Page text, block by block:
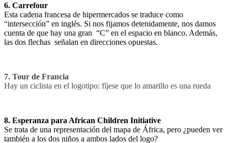
6. Carrefour
Esta cadena francesa de hipermercados se traduce como
“intersección” en inglés. Si nos fijamos detenidamente, nos damos
cuenta de que hay una gran “C” en el espacio en blanco. Además,
las dos flechas señalan en direcciones opuestas.
7. Tour de Francia
Hay un ciclista en el logotipo: fíjese que lo amarillo es una rueda
8. Esperanza para African Children Initiative
Se trata de una representación del mapa de África, pero ¿pueden ver
también a los dos niños a ambos lados del logo?